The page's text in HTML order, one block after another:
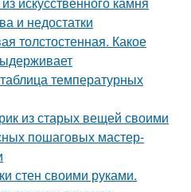
и недостатки
толстостенная. Какое
температурных
из старых вещей своими
пошаговых мастер-
стен своими руками.